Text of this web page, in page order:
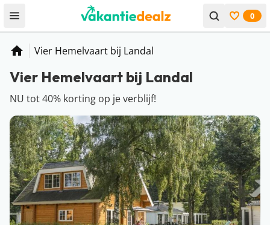
Open menu Bekijk
0
Home
Vier Hemelvaart bij Landal
Vier Hemelvaart bij Landal
NU tot 40% korting op je verblijf!